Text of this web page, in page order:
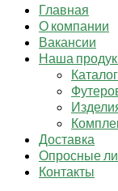
Главная
О компании
Вакансии
Наша
Доставка
Опросные
Контакты